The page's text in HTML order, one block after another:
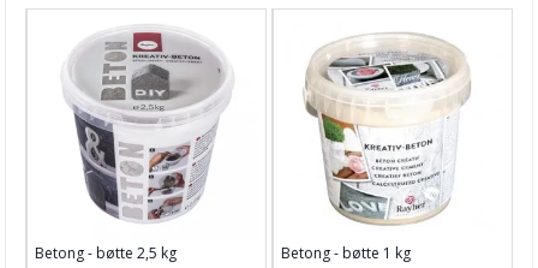
Kunstnermateriell
Maling & Tusj
Oppbevaring
Papir, Kort & Konvolutt
Sjablong & Tilbehør
Smykkelaging
Betong - bøtte 2,5 kg Betong - bøtte 1 kg